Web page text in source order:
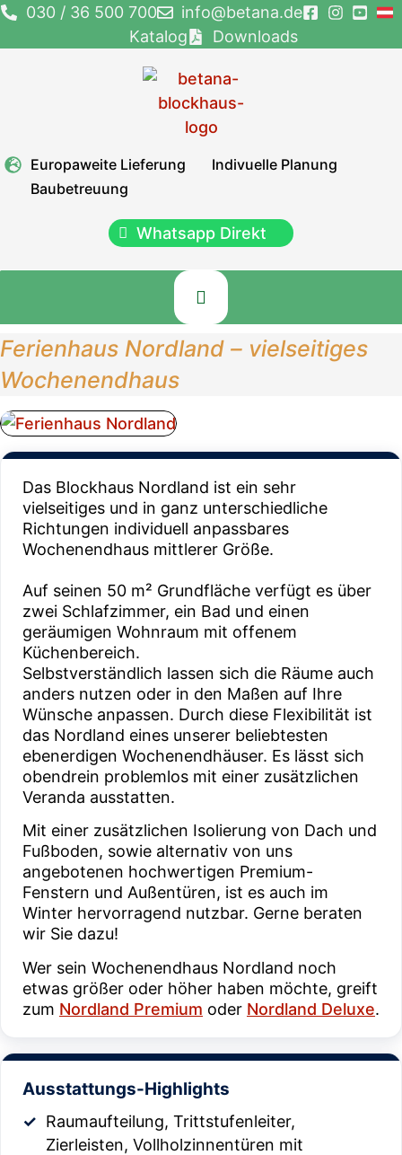
Zum030 / 36 500 700
info@betana.de
Katalog
Downloads
Europaweite Lieferung
Indivuelle Planung
Baubetreuung
Whatsapp Direkt
Ferienhaus Nordland – vielseitiges
Wochenendhaus
Das Blockhaus Nordland ist ein sehr
vielseitiges und in ganz unterschiedliche
Richtungen individuell anpassbares
Wochenendhaus mittlerer Größe.
Auf seinen 50 m² Grundfläche verfügt es über
zwei Schlafzimmer, ein Bad und einen
geräumigen Wohnraum mit offenem
Küchenbereich.
Selbstverständlich lassen sich die Räume auch
anders nutzen oder in den Maßen auf Ihre
Wünsche anpassen. Durch diese Flexibilität ist
das Nordland eines unserer beliebtesten
ebenerdigen Wochenendhäuser. Es lässt sich
obendrein problemlos mit einer zusätzlichen
Veranda ausstatten.
Mit einer zusätzlichen Isolierung von Dach und
Fußboden, sowie alternativ von uns
angebotenen hochwertigen Premium-
Fenstern und Außentüren, ist es auch im
Winter hervorragend nutzbar. Gerne beraten
wir Sie dazu!
Wer sein Wochenendhaus Nordland noch
etwas größer oder höher haben möchte, greift
zum Nordland Premium oder Nordland Deluxe.
Ausstattungs-Highlights
Raumaufteilung, Trittstufenleiter,
Zierleisten, Vollholzinnentüren mit